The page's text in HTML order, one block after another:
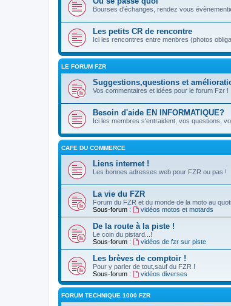
Bourses d'échanges, rendez vous
Les petits CR de rencontre
Ici les rencontres entre menbres (photos
LE FORUM FZR
Suggestions,questions et
Vos commentaires et idées pour le forum Fzr !
Besoin d'aide EN INFORMATIQUE?
Ici les membres s'entraident, vos questions,
CAFE DU COMMERCE
Liens internet !
Les bonnes adresses web pour FZR ou pas !
La vie du FZR
Forum du FZR et du monde de la moto au
Sous-forum :
vidéos motos et motards
De la route à la piste !
Le coin du pistard...!
Sous-forum :
vidéos de fzr sur piste
Les brèves de comptoir !
Pour y parler de tout,sauf du FZR !
Sous-forum :
vidéos diverses
FORUM TECHNIQUE 1000 FZR